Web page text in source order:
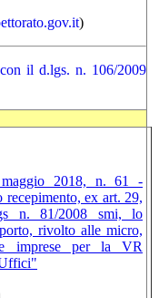
)
il d.lgs. n. 106/2009
2018, n. 61 -
recepimento, ex art. 29,
n. 81/2008 smi, lo
rivolto alle micro,
imprese per la VR